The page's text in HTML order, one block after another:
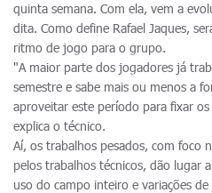
quinta semana. Com ela, vem a
dita. Como define Rafael Jaques,
ritmo de jogo para o grupo.
"A maior parte dos jogadores já
semestre e sabe mais ou menos a
aproveitar este período para fixar
explica o técnico.
Aí, os trabalhos pesados, com foco
pelos trabalhos técnicos, dão lugar
uso do campo inteiro e variações